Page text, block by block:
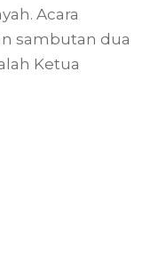
Acara
sambutan dua
Ketua